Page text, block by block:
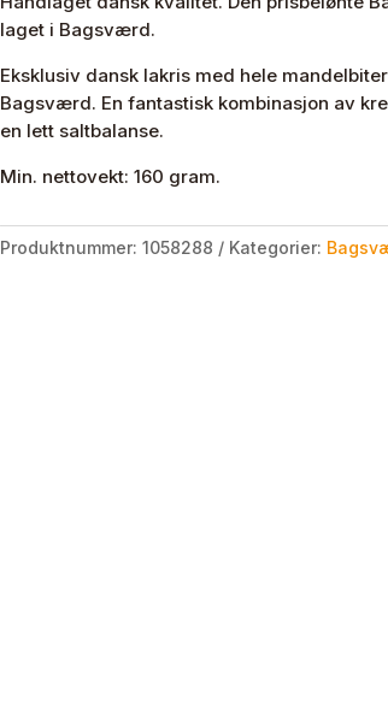
laget i Bagsværd.
Eksklusiv dansk lakris med hele
Bagsværd. En fantastisk kombinasjon av
en lett saltbalanse.
Min. nettovekt: 160 gram.
Produktnummer: 1058288 Kategorier: